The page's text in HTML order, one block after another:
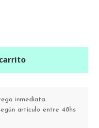
inmediata.
artículo entre 48hs